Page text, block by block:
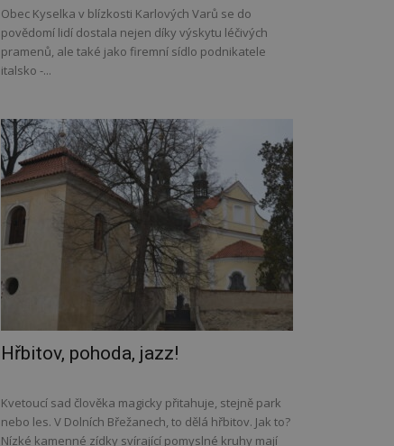
Obec Kyselka v blízkosti Karlových Varů se do
povědomí lidí dostala nejen díky výskytu léčivých
pramenů, ale také jako firemní sídlo podnikatele
italsko -...
Hřbitov, pohoda, jazz!
Kvetoucí sad člověka magicky přitahuje, stejně park
nebo les. V Dolních Břežanech, to dělá hřbitov. Jak to?
Nízké kamenné zídky svírající pomyslné kruhy mají